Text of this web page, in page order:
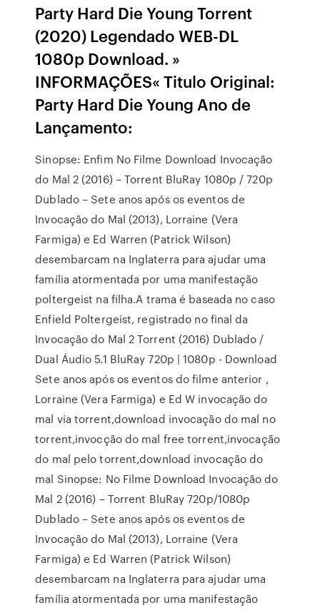
Party Hard Die Young Torrent
(2020) Legendado WEB-DL
1080p Download. »
INFORMAÇÕES« Titulo Original:
Party Hard Die Young Ano de
Lançamento:
Sinopse: Enfim No Filme Download Invocação
do Mal 2 (2016) – Torrent BluRay 1080p / 720p
Dublado – Sete anos após os eventos de
Invocação do Mal (2013), Lorraine (Vera
Farmiga) e Ed Warren (Patrick Wilson)
desembarcam na Inglaterra para ajudar uma
família atormentada por uma manifestação
poltergeist na filha.A trama é baseada no caso
Enfield Poltergeist, registrado no final da
Invocação do Mal 2 Torrent (2016) Dublado /
Dual Áudio 5.1 BluRay 720p | 1080p - Download
Sete anos após os eventos do filme anterior ,
Lorraine (Vera Farmiga) e Ed W invocação do
mal via torrent,download invocação do mal no
torrent,invocção do mal free torrent,invocação
do mal pelo torrent,download invocação do
mal Sinopse: No Filme Download Invocação do
Mal 2 (2016) – Torrent BluRay 720p/1080p
Dublado – Sete anos após os eventos de
Invocação do Mal (2013), Lorraine (Vera
Farmiga) e Ed Warren (Patrick Wilson)
desembarcam na Inglaterra para ajudar uma
família atormentada por uma manifestação